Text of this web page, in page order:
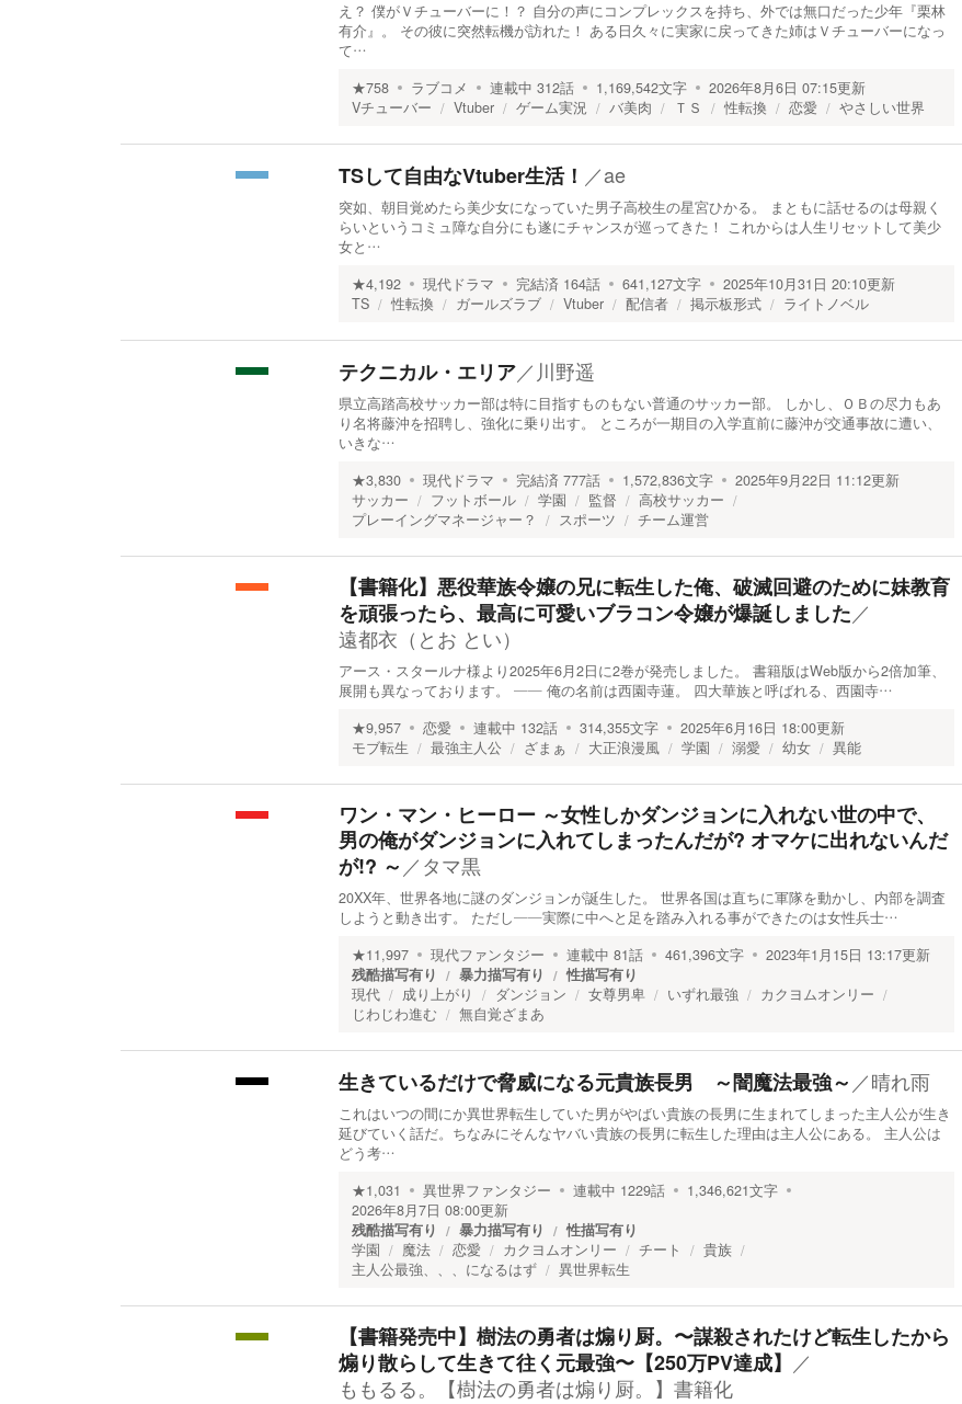
え？ 僕がＶチューバーに！？ 自分の声にコンプレックスを持ち、外では無口だった少年『栗林
有介』。 その彼に突然転機が訪れた！ ある日久々に実家に戻ってきた姉はＶチューバーになっ
て…
★758 ラブコメ 連載中 312話 1,169,542文字 2026年8月6日 07:15更新
Vチューバー
Vtuber ゲーム実況 バ美肉 ＴＳ 性転換 恋愛 やさしい世界
TSして自由なVtuber生活！ ／ae
突如、朝目覚めたら美少女になっていた男子高校生の星宮ひかる。 まともに話せるのは母親く
らいというコミュ障な自分にも遂にチャンスが巡ってきた！ これからは人生リセットして美少
女と…
★4,192 現代ドラマ 完結済 164話 641,127文字 2025年10月31日 20:10更新
TS
性転換 ガールズラブ Vtuber 配信者 掲示板形式 ライトノベル
テクニカル・エリア／ 川野遥
県立高踏高校サッカー部は特に目指すものもない普通のサッカー部。 しかし、ＯＢの尽力もあ
り名将藤沖を招聘し、強化に乗り出す。 ところが一期目の入学直前に藤沖が交通事故に遭い、
いきな…
★3,830 現代ドラマ 完結済 777話 1,572,836文字 2025年9月22日 11:12更新
サッカー
フットボール 学園 監督
高校サッカー
プレーイングマネージャー？
スポーツ チーム運営
【書籍化】悪役華族令嬢の兄に転生した俺、破滅回避のために妹教育
を頑張ったら、最高に可愛いブラコン令嬢が爆誕しました／
遠都衣（とお とい）
アース・スタールナ様より2025年6月2日に2巻が発売しました。 書籍版はWeb版から2倍加筆、
展開も異なっております。 ―― 俺の名前は西園寺蓮。 四大華族と呼ばれる、西園寺…
★9,957 恋愛 連載中 132話 314,355文字 2025年6月16日 18:00更新
モブ転生
最強主人公 ざまぁ 大正浪漫風 学園 溺愛 幼女 異能
ワン・マン・ヒーロー ～女性しかダンジョンに入れない世の中で、
男の俺がダンジョンに入れてしまったんだが? オマケに出れないんだ
が!? ～ ／タマ黒
20XX年、世界各地に謎のダンジョンが誕生した。 世界各国は直ちに軍隊を動かし、内部を調査
しようと動き出す。 ただし――実際に中へと足を踏み入れる事ができたのは女性兵士…
★11,997 現代ファンタジー 連載中 81話 461,396文字 2023年1月15日 13:17更新
残酷描写有り
暴力描写有り
性描写有り
現代
成り上がり ダンジョン 女尊男卑 いずれ最強
カクヨムオンリー
じわじわ進む
無自覚ざまあ
生きているだけで脅威になる元貴族長男 ～闇魔法最強～ ／晴れ雨
これはいつの間にか異世界転生していた男がやばい貴族の長男に生まれてしまった主人公が生き
延びていく話だ。ちなみにそんなヤバい貴族の長男に転生した理由は主人公にある。 主人公は
どう考…
★1,031 異世界ファンタジー 連載中 1229話 1,346,621文字
2026年8月7日 08:00更新
残酷描写有り
暴力描写有り
性描写有り
学園
魔法 恋愛 カクヨムオンリー チート
貴族
主人公最強、、、になるはず
異世界転生
【書籍発売中】樹法の勇者は煽り厨。〜謀殺されたけど転生したから
煽り散らして生きて往く元最強〜【250万PV達成】 ／
ももるる。【樹法の勇者は煽り厨。】書籍化